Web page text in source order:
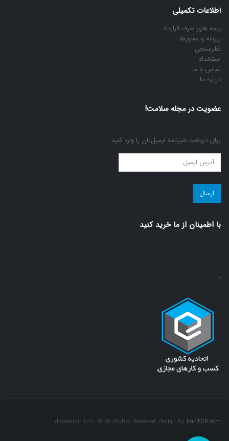
اطلاعات تکمیلی
بیمه های طرف قرارداد
پروانه و مجوزها
نظرسنجی
استخدام
تماس با ما
درباره ما
عضویت در مجله سلامت!
برای دریافت خبرنامه ایمیل‌تان را وارد کنید.
عضویت
در
مجله
سلامت!
با اطمينان از ما خريد كنيد
drsalem.ir 2021. © All Rights Reserved. design by IranTCP.com